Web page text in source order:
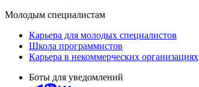
Молодым специалистам
Карьера для молодых специалистов
Школа программистов
Карьера в некоммерческих организациях
Боты для уведомлений